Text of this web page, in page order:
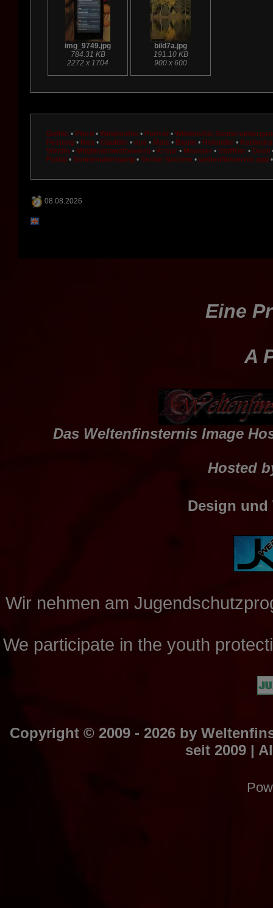
img_9749.jpg
784.31 KB
2272 x 1704
bild7a.jpg
191.10 KB
900 x 600
Gothic • Pferd • Windmühle • Porträt • Windmühle
Festung • Nea • Gaukler • eye • Mais • Baum • Holunder •
Windm • Mitgliederwettbewerb • Kreuz • Monster • Stofftier • Devil
Portal • Sonnenuntergang • Senior Noctem • weltenfinsternis app
08.08.2026
Eine
A
Das Weltenfinsternis Image
Hosted
Design und
Wir nehmen am
We participate in the youth
Copyright © 2009 - 2026 by
seit 2009|